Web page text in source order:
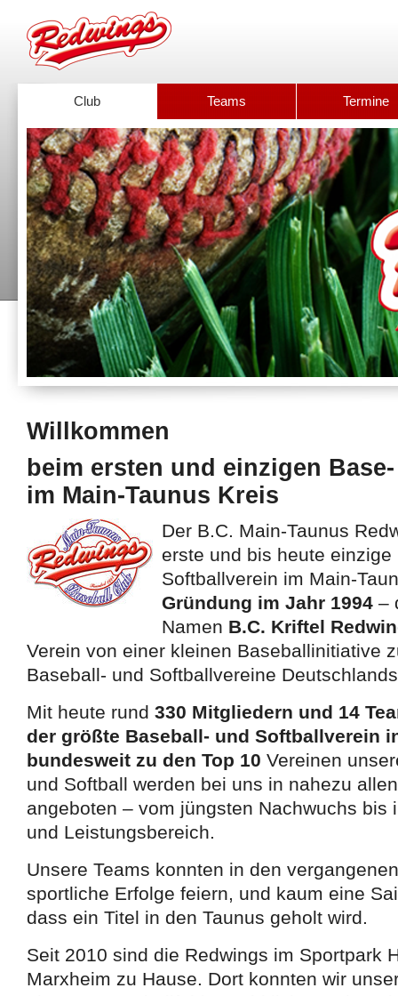
Club Teams Termine
Willkommen
beim ersten und einzigen
im Main-Taunus Kreis
Der B.C. Main-Taunus
erste und bis heute
Softballverein im Main-
Gründung im Jahr 1994 –
Namen B.C. Kriftel
Verein von einer kleinen Baseballinitiative
Baseball- und Softballvereine
Mit heute rund 330 Mitgliedern und 14
der größte Baseball- und Softballverein
bundesweit zu den Top 10 Vereinen
und Softball werden bei uns in nahezu
angeboten – vom jüngsten Nachwuchs bis
und Leistungsbereich.
Unsere Teams konnten in den
sportliche Erfolge feiern, und kaum eine
dass ein Titel in den Taunus geholt wird.
Seit 2010 sind die Redwings im Sportpark
Marxheim zu Hause. Dort konnten wir